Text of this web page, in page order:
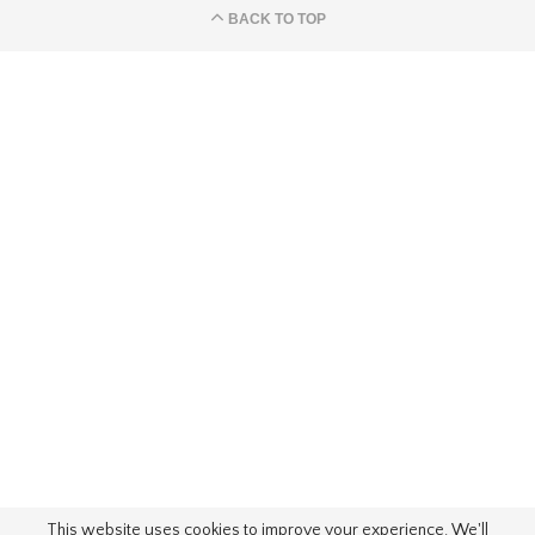
BACK TO TOP
This website uses cookies to improve your experience. We'll